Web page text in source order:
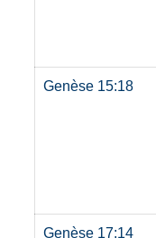
Genèse 15:18
Genèse 17:14